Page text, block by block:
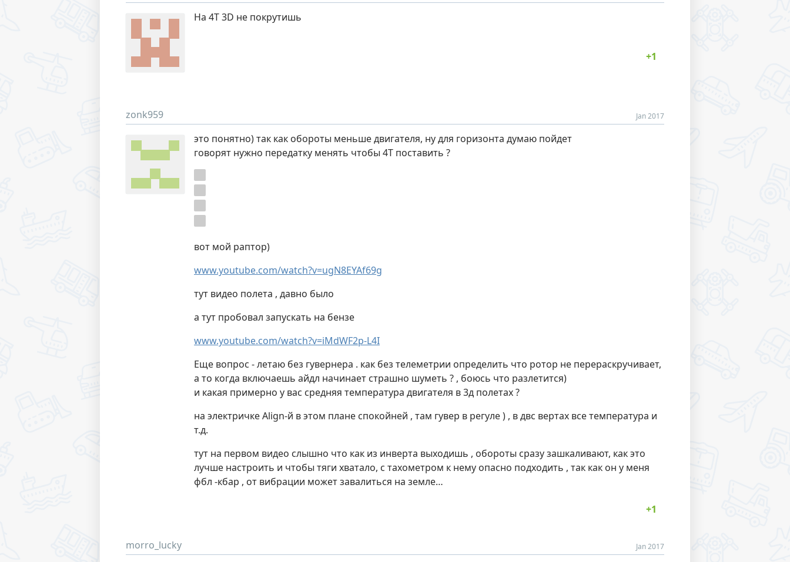
На 4Т 3D не покрутишь
zonk959 Jan 2017
это понятно) так как обороты меньше двигателя, ну для горизонта думаю пойдет
говорят нужно передатку менять чтобы 4Т поставить ?
вот мой раптор)
www.youtube.com/watch?v=ugN8EYAf69g
тут видео полета , давно было
а тут пробовал запускать на бензе
www.youtube.com/watch?v=iMdWF2p-L4I
Еще вопрос - летаю без гувернера . как без телеметрии определить что ротор не перераскручивает,
а то когда включаешь айдл начинает страшно шуметь ? , боюсь что разлетится)
и какая примерно у вас средняя температура двигателя в 3д полетах ?
на электричке Align-й в этом плане спокойней , там гувер в регуле ) , в двс вертах все температура и
т.д.
тут на первом видео слышно что как из инверта выходишь , обороты сразу зашкаливают, как это
лучше настроить и чтобы тяги хватало, с тахометром к нему опасно подходить , так как он у меня
фбл -кбар , от вибрации может завалиться на земле…
morro_lucky Jan 2017